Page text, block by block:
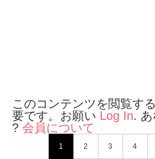
このコンテンツを閲覧す
要です。お願い Log In.
? 会員について
1 2 3 4